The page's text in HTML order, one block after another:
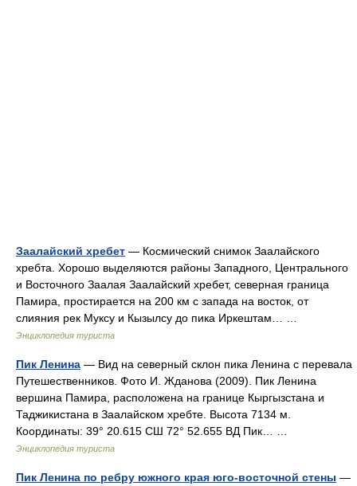
Заалайский хребет — Космический снимок Заалайского
хребта. Хорошо выделяются районы Западного, Центрального
и Восточного Заалая Заалайский хребет, северная граница
Памира, простирается на 200 км с запада на восток, от
слияния рек Муксу и Кызылсу до пика Иркештам… …
Энциклопедия туриста
Пик Ленина — Вид на северный склон пика Ленина с перевала
Путешественников. Фото И. Жданова (2009). Пик Ленина
вершина Памира, расположена на границе Кыргызстана и
Таджикистана в Заалайском хребте. Высота 7134 м.
Координаты: 39° 20.615 СШ 72° 52.655 ВД Пик… …
Энциклопедия туриста
Пик Ленина по ребру южного края юго-восточной стены —